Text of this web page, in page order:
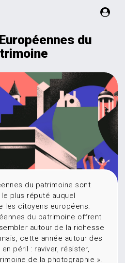
du
du patrimoine sont
plus réputé auquel
les citoyens européens.
du patrimoine offrent
autour de la richesse
cette année autour des
péril : raviver, résister,
de la photographie ».